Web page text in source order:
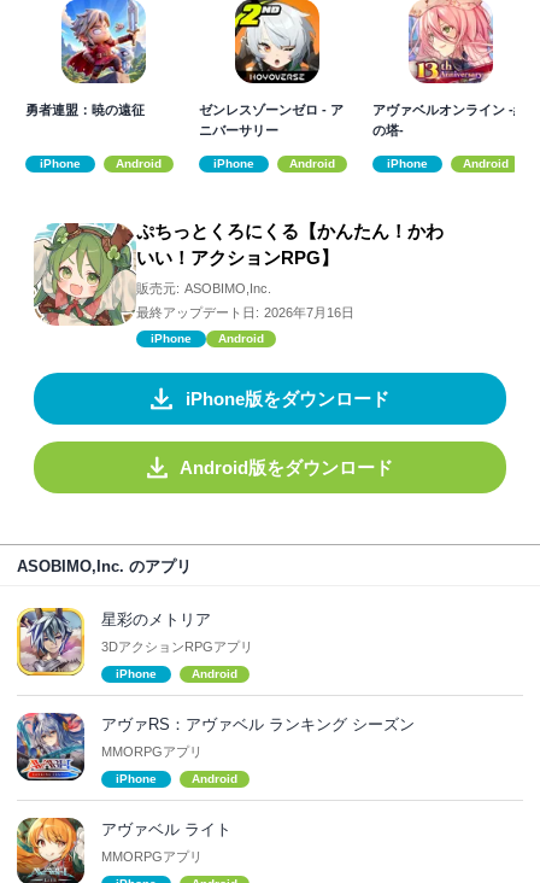
勇者連盟：暁の遠征
iPhone Android
ゼンレスゾーンゼロ - ア
ニバーサリー
iPhone Android
アヴァベルオンライン -絆
の塔-
iPhone Android
ぷちっとくろにくる【かんたん！かわ
いい！アクションRPG】
販売元: ASOBIMO,Inc.
最終アップデート日: 2026年7月16日
iPhone Android
iPhone版をダウンロード
Android版をダウンロード
ASOBIMO,Inc. のアプリ
星彩のメトリア
3DアクションRPGアプリ
iPhone Android
アヴァRS：アヴァベル ランキング シーズン
MMORPGアプリ
iPhone Android
アヴァベル ライト
MMORPGアプリ